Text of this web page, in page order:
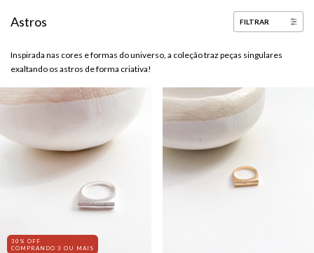
Astros FILTRAR
Inspirada nas cores e formas do universo, a coleção traz peças singulares
exaltando os astros de forma criativa!
30% OFF
COMPRANDO 3 OU MAIS